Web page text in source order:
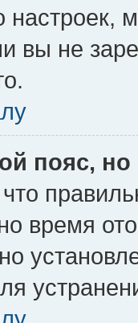
вы не
пояс,
время